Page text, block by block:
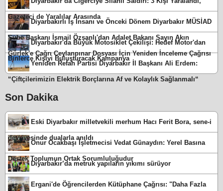
Gazeteci de Yaralılar Arasında
Diyarbakırlı İş İnsanı ve Önceki Dönem Diyarbakır MÜSİAD
Şube Başkanı İsmail Özşanlı'dan Adalet Bakanı Sayın Akın
Gürlek'e Çağrı Ceylanpınar Dosyası İçin Yeniden İnceleme Çağrısı
Diyarbakır'da Büyük Motosiklet Çekilişi: Hedef Motor'dan
Binlerce Kişiyi Buluşturacak Kampanya
Yeniden Refah Partisi Diyarbakır İl Başkanı Ali Erdem:
“Çiftçilerimizin Elektrik Borçlarına Af ve Kolaylık Sağlanmalı“
Son Dakika
Eski Diyarbakır milletvekili merhum Hacı Ferit Bora, sene-i
devriyesinde dualarla anıldı
Onur Ocakbaşı İşletmecisi Vedat Günaydın: Yerel Basına
Destek Toplumun Ortak Sorumluluğudur
Diyarbakır’da metruk yapıların yıkımı sürüyor
Ergani'de Öğrencilerden Kütüphane Çağrısı: "Daha Fazla